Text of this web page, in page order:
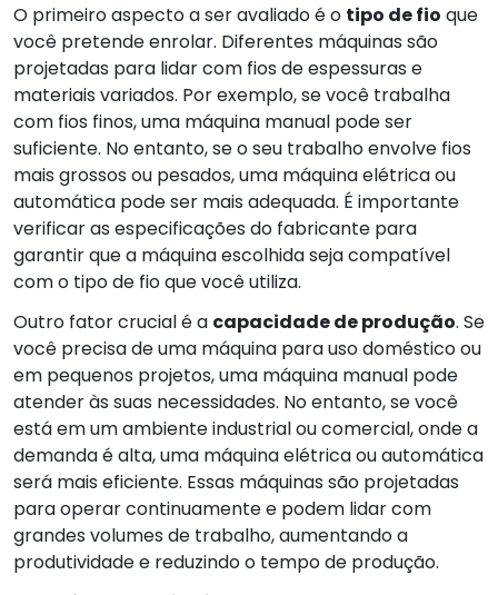
O primeiro aspecto a ser avaliado é o tipo de fio que
você pretende enrolar. Diferentes máquinas são
projetadas para lidar com fios de espessuras e
materiais variados. Por exemplo, se você trabalha
com fios finos, uma máquina manual pode ser
suficiente. No entanto, se o seu trabalho envolve fios
mais grossos ou pesados, uma máquina elétrica ou
automática pode ser mais adequada. É importante
verificar as especificações do fabricante para
garantir que a máquina escolhida seja compatível
com o tipo de fio que você utiliza.
Outro fator crucial é a capacidade de produção. Se
você precisa de uma máquina para uso doméstico ou
em pequenos projetos, uma máquina manual pode
atender às suas necessidades. No entanto, se você
está em um ambiente industrial ou comercial, onde a
demanda é alta, uma máquina elétrica ou automática
será mais eficiente. Essas máquinas são projetadas
para operar continuamente e podem lidar com
grandes volumes de trabalho, aumentando a
produtividade e reduzindo o tempo de produção.